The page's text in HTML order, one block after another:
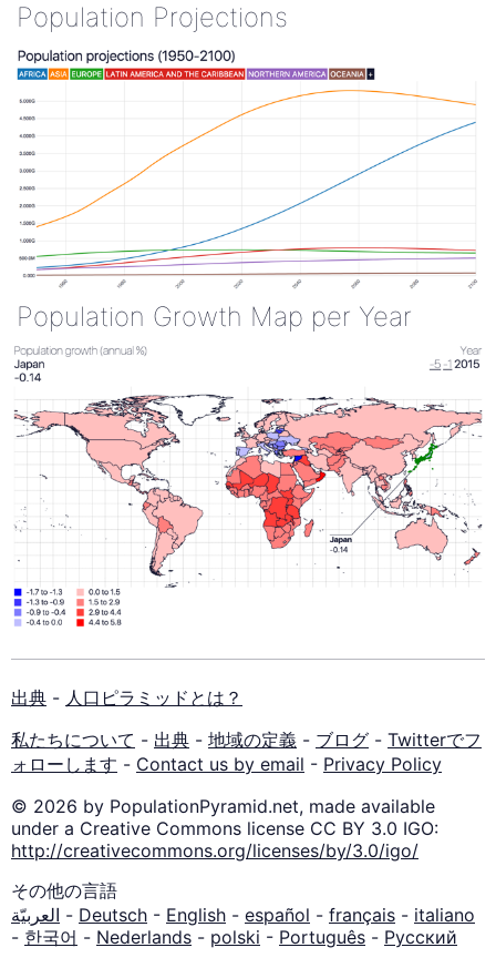
Population Projections
Population Growth Map per Year
出典 - 人口ピラミッドとは？
私たちについて - 出典 - 地域の定義 - ブログ - Twitterでフ
ォローします - Contact us by email - Privacy Policy
© 2026 by PopulationPyramid.net, made available
under a Creative Commons license CC BY 3.0 IGO:
http://creativecommons.org/licenses/by/3.0/igo/
その他の言語
العربيّة - Deutsch - English - español - français - italiano
- 한국어 - Nederlands - polski - Português - Русский